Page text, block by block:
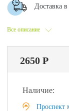
Все описание
Доставка в
2650 Р
Наличие:
Проспект